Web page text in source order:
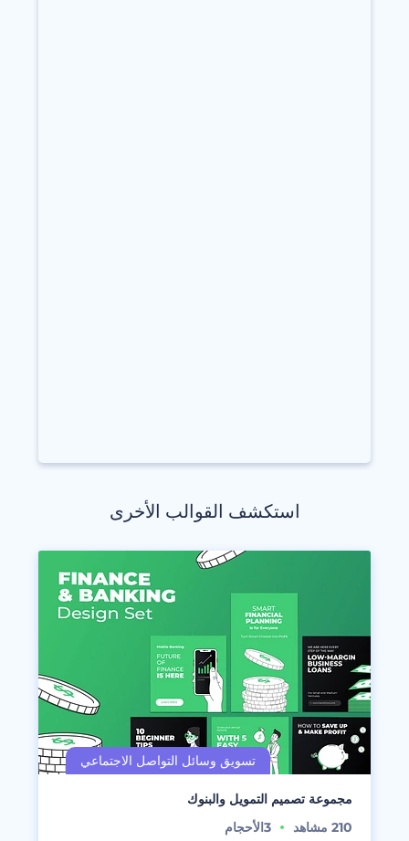
استكشف القوالب الأخرى
مجموعة تصميم التمويل والبنوك
210 مشاهد 3الأحجام